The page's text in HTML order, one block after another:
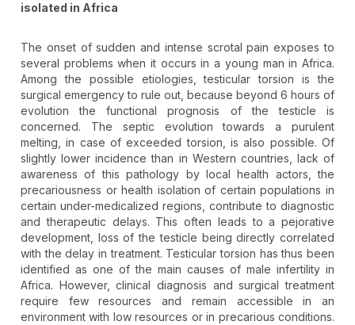
isolated in Africa
The onset of sudden and intense scrotal pain exposes to
several problems when it occurs in a young man in Africa.
Among the possible etiologies, testicular torsion is the
surgical emergency to rule out, because beyond 6 hours of
evolution the functional prognosis of the testicle is
concerned. The septic evolution towards a purulent
melting, in case of exceeded torsion, is also possible. Of
slightly lower incidence than in Western countries, lack of
awareness of this pathology by local health actors, the
precariousness or health isolation of certain populations in
certain under-medicalized regions, contribute to diagnostic
and therapeutic delays. This often leads to a pejorative
development, loss of the testicle being directly correlated
with the delay in treatment. Testicular torsion has thus been
identified as one of the main causes of male infertility in
Africa. However, clinical diagnosis and surgical treatment
require few resources and remain accessible in an
environment with low resources or in precarious conditions.